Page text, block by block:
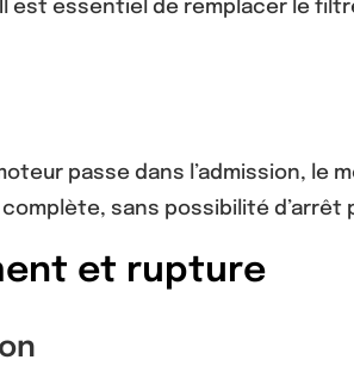
essentiel de remplacer le
passe dans l’admission, le
sans possibilité d’arrêt
et rupture